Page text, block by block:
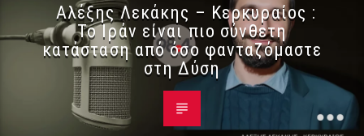
Αλέξης Λεκάκης – Κερκυραίος :
Το Ιράν είναι πιο σύνθετη
κατάσταση από όσο φανταζόμαστε
στη Δύση